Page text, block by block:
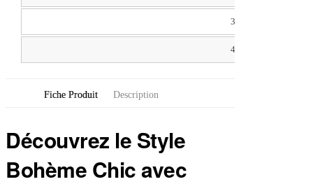
3XL
4XL
Fiche Produit Description
Découvrez le Style
Bohème Chic avec